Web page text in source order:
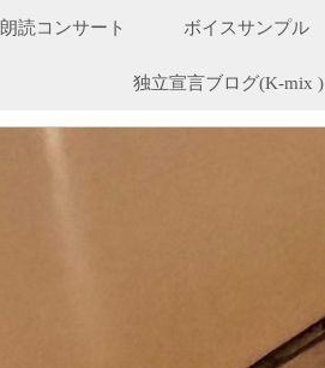
朗読コンサート ボイスサンプル
独立宣言ブログ(K-mix )